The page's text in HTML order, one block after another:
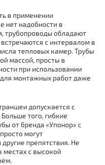
в применении
нет надобности в
трубопроводы обладают
с интервалом в
тепловых камер. Трубы
массой, просты в
при использовании
монтажных работ даже
допускается с
того, гибкие
от бренда «Упонор» с
могут
препятствия. Не
местах с высокой